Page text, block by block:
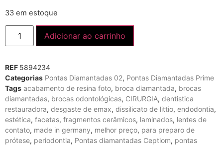
33 em estoque
Adicionar ao carrinho
REF 5894234
Categorias Pontas Diamantadas 02, Pontas Diamantadas Prime
Tags acabamento de resina foto, broca diamantada, brocas
diamantadas, brocas odontológicas, CIRURGIA, dentistica
restauradora, desgaste de emax, dissilicato de littio, endodontia,
estética, facetas, fragmentos cerâmicos, laminados, lentes de
contato, made in germany, melhor preço, para preparo de
prótese, periodontia, Pontas diamantadas Ceptiom, pontas